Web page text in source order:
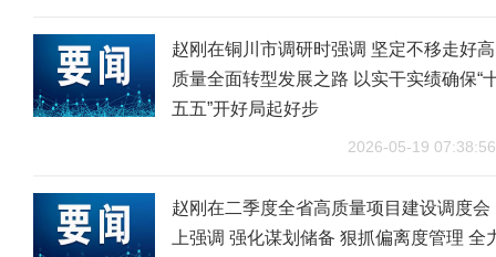
赵刚在铜川市调研时强调 坚定不移走好高
质量全面转型发展之路 以实干实绩确保“
五五”开好局起好步
2026-05-19 07:38:56
赵刚在二季度全省高质量项目建设调度会
上强调 强化谋划储备 狠抓偏离度管理 全